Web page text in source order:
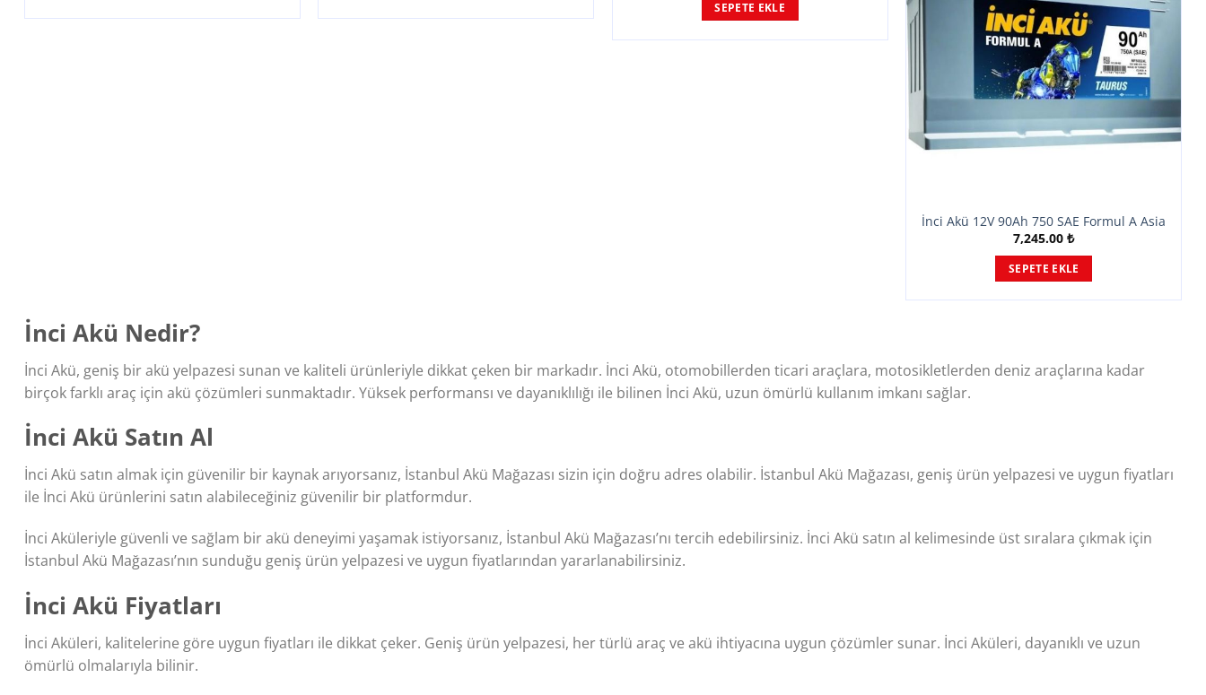
SEPETE EKLE
İnci Akü 12V 90Ah 750 SAE Formul A Asia
7,245.00₺
SEPETE EKLE
İnci Akü Nedir?
İnci Akü, geniş bir akü yelpazesi sunan ve kaliteli ürünleriyle dikkat çeken bir markadır. İnci Akü, otomobillerden ticari araçlara, motosikletlerden deniz araçlarına kadar
birçok farklı araç için akü çözümleri sunmaktadır. Yüksek performansı ve dayanıklılığı ile bilinen İnci Akü, uzun ömürlü kullanım imkanı sağlar.
İnci Akü Satın Al
İnci Akü satın almak için güvenilir bir kaynak arıyorsanız, İstanbul Akü Mağazası sizin için doğru adres olabilir. İstanbul Akü Mağazası, geniş ürün yelpazesi ve uygun fiyatları
ile İnci Akü ürünlerini satın alabileceğiniz güvenilir bir platformdur.
İnci Aküleriyle güvenli ve sağlam bir akü deneyimi yaşamak istiyorsanız, İstanbul Akü Mağazası’nı tercih edebilirsiniz. İnci Akü satın al kelimesinde üst sıralara çıkmak için
İstanbul Akü Mağazası’nın sunduğu geniş ürün yelpazesi ve uygun fiyatlarından yararlanabilirsiniz.
İnci Akü Fiyatları
İnci Aküleri, kalitelerine göre uygun fiyatları ile dikkat çeker. Geniş ürün yelpazesi, her türlü araç ve akü ihtiyacına uygun çözümler sunar. İnci Aküleri, dayanıklı ve uzun
ömürlü olmalarıyla bilinir.